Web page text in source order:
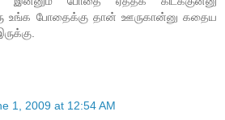
உங்க போதைக்கு தான் ஊருகான்னு கதைய
1, 2009 at 12:54 AM